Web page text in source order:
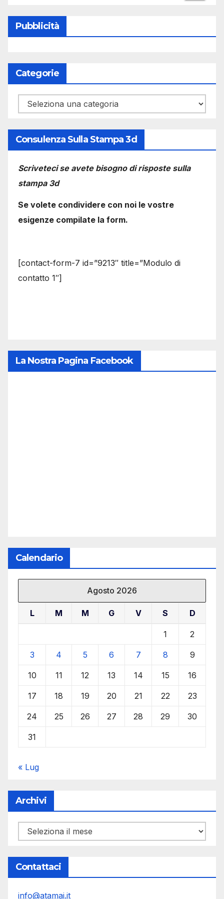
Pubblicità
Categorie
Categorie
Consulenza Sulla Stampa 3d
Scriveteci se avete bisogno di risposte sulla
stampa 3d
Se volete condividere con noi le vostre
esigenze compilate la form.
[contact-form-7 id=”9213″ title=”Modulo di
contatto 1″]
La Nostra Pagina Facebook
Calendario
Agosto 2026
L M M G V S D
1 2
3 4 5 6 7 8 9
10 11 12 13 14 15 16
17 18 19 20 21 22 23
24 25 26 27 28 29 30
31
« Lug
Archivi
Archivi
Contattaci
info@atamai.it